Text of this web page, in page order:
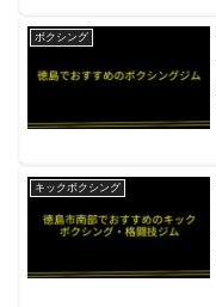
ボクシング
キックボクシング